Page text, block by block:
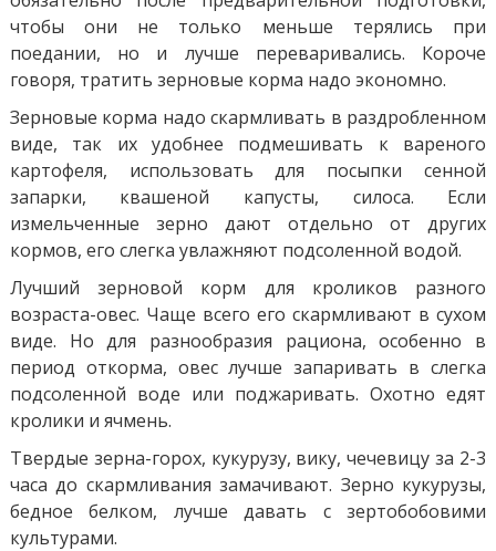
чтобы они не только меньше терялись при
поедании, но и лучше переваривались. Короче
говоря, тратить зерновые корма надо экономно.
Зерновые корма надо скармливать в раздробленном
виде, так их удобнее подмешивать к вареного
картофеля, использовать для посыпки сенной
запарки, квашеной капусты, силоса. Если
измельченные зерно дают отдельно от других
кормов, его слегка увлажняют подсоленной водой.
Лучший зерновой корм для кроликов разного
возраста-овес. Чаще всего его скармливают в сухом
виде. Но для разнообразия рациона, особенно в
период откорма, овес лучше запаривать в слегка
подсоленной воде или поджаривать. Охотно едят
кролики и ячмень.
Твердые зерна-горох, кукурузу, вику, чечевицу за 2-3
часа до скармливания замачивают. Зерно кукурузы,
бедное белком, лучше давать с зертобобовими
культурами.